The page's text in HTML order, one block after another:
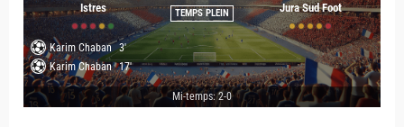
Istres TEMPS PLEIN Jura Sud Foot
Karim Chaban 3'
Karim Chaban 17'
Mi-temps: 2-0